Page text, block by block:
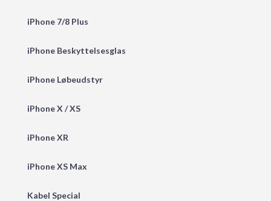
iPhone 7/8 Plus
iPhone Beskyttelsesglas
iPhone Løbeudstyr
iPhone X / XS
iPhone XR
iPhone XS Max
Kabel Special